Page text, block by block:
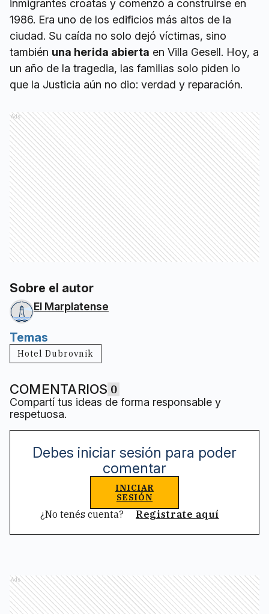
inmigrantes croatas y comenzó a construirse en
1986. Era uno de los edificios más altos de la
ciudad. Su caída no solo dejó víctimas, sino
también una herida abierta en Villa Gesell. Hoy, a
un año de la tragedia, las familias solo piden lo
que la Justicia aún no dio: verdad y reparación.
Ads
Sobre el autor
El Marplatense
Temas
Hotel Dubrovnik
COMENTARIOS 0
Compartí tus ideas de forma responsable y
respetuosa.
Debes iniciar sesión para poder
comentar
INICIAR
SESIÓN
¿No tenés cuenta? Registrate aquí
Ads